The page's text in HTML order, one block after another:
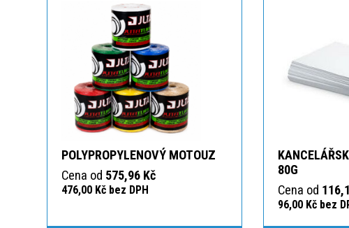
POLYPROPYLENOVÝ MOTOUZ
Cena od 575,96 Kč
476,00 Kč bez DPH
80G
Cena od
96,00 Kč bez